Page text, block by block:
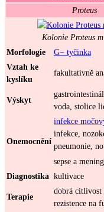
Proteus
Kolonie Proteus
Morfologie
G− tyčinka
Vztah ke
kyslíku
fakultativně
Výskyt
voda, stolice
Onemocnění
infekce
infekce,
pneumonie,
sepse a
Diagnostika kultivace
Terapie
dobrá citlivost
rezistence na